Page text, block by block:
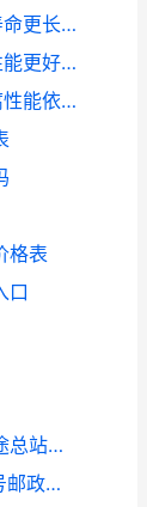
现代水漆与多乐士漆相比下，谁的使用寿命更长？ 多乐士和晨阳哪个好
现代水漆与多乐士漆相比下，谁的漆膜性能更好？ 多乐士和晨阳哪个好
为什么用现代水漆这么多年了，防霉防腐性能依然这么好？ 晨阳和立邦乳胶漆怎么样
格表
口
东营汽车总站过完国庆能通车吗 东营长途总站最新通知
2022年10月2号东营银行开门吗 10月2号邮政银行上班吗